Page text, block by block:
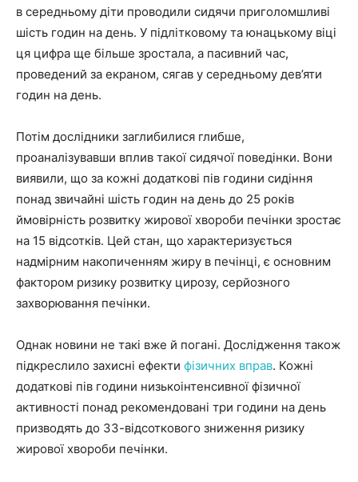
в середньому діти проводили сидячи приголомшливі
шість годин на день. У підлітковому та юнацькому віці
ця цифра ще більше зростала, а пасивний час,
проведений за екраном, сягав у середньому дев’яти
годин на день.
Потім дослідники заглибилися глибше,
проаналізувавши вплив такої сидячої поведінки. Вони
виявили, що за кожні додаткові пів години сидіння
понад звичайні шість годин на день до 25 років
ймовірність розвитку жирової хвороби печінки зростає
на 15 відсотків. Цей стан, що характеризується
надмірним накопиченням жиру в печінці, є основним
фактором ризику розвитку цирозу, серйозного
захворювання печінки.
Однак новини не такі вже й погані. Дослідження також
підкреслило захисні ефекти фізичних вправ. Кожні
додаткові пів години низькоінтенсивної фізичної
активності понад рекомендовані три години на день
призводять до 33-відсоткового зниження ризику
жирової хвороби печінки.